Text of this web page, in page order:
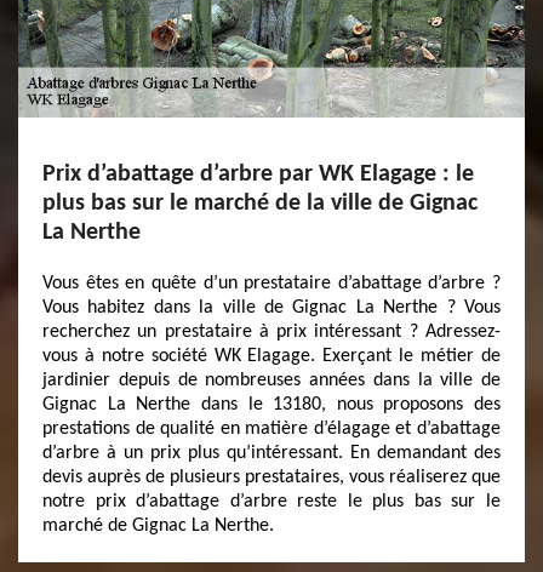
Prix d’abattage d’arbre par WK Elagage : le
plus bas sur le marché de la ville de Gignac
La Nerthe
Vous êtes en quête d’un prestataire d’abattage d’arbre ?
Vous habitez dans la ville de Gignac La Nerthe ? Vous
recherchez un prestataire à prix intéressant ? Adressez-
vous à notre société WK Elagage. Exerçant le métier de
jardinier depuis de nombreuses années dans la ville de
Gignac La Nerthe dans le 13180, nous proposons des
prestations de qualité en matière d’élagage et d’abattage
d’arbre à un prix plus qu’intéressant. En demandant des
devis auprès de plusieurs prestataires, vous réaliserez que
notre prix d’abattage d’arbre reste le plus bas sur le
marché de Gignac La Nerthe.